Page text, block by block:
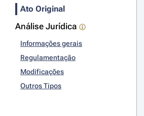
Ato Original
Análise Jurídica
Informações gerais
Regulamentação
Modificações
Outros Tipos